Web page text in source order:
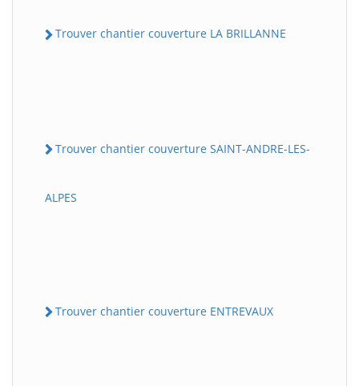
Trouver chantier couverture LA BRILLANNE
Trouver chantier couverture SAINT-ANDRE-LES-
ALPES
Trouver chantier couverture ENTREVAUX